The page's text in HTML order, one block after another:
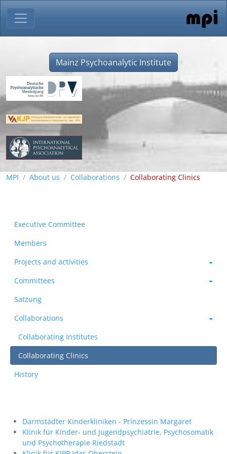
Mainz Psychoanalytic Institute
MPI About us Collaborations Collaborating Clinics
Executive Committee
Members
Projects and activities
Committees
Satzung
Collaborations
Collaborating Institutes
Collaborating Clinics
History
Darmstädter Kinderkliniken - Prinzessin Margaret
Klinik für Kinder- und Jugendpsychiatrie, Psychosomatik
und Psychotherapie Riedstadt